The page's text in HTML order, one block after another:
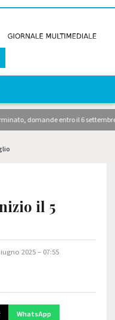
domande entro il 6 settembre.
il 5
2025 – 07:55
WhatsApp